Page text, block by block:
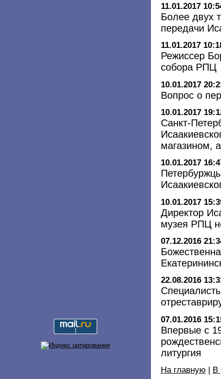
11.01.2017
Более двух
передачи
11.01.2017
Режиссер
собора РПЦ
10.01.2017
Вопрос о
10.01.2017
Санкт-
магазином,
10.01.2017
10.01.2017
Директор
музея РПЦ
07.12.2016
22.08.2016
07.01.2016
Впервые с
литургия
На главную | В